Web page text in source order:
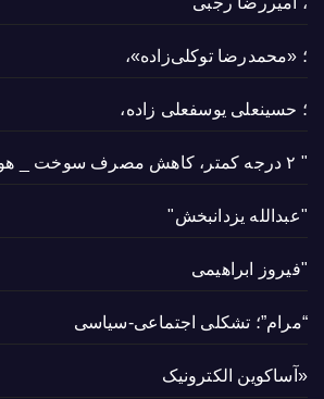
؛ «محمدرضا توکلی‌زاده»،
؛ حسینعلی یوسفعلی زاده،
" ۲ درجه کمتر، کاهش مصرف سوخت _ هوای سالم تر"
"عبدالله یزدانبخش"
"فیروز ابراهیمی
“مرام”؛ تشکلی اجتماعی-سیاسی
«آساکوین الکترونیک